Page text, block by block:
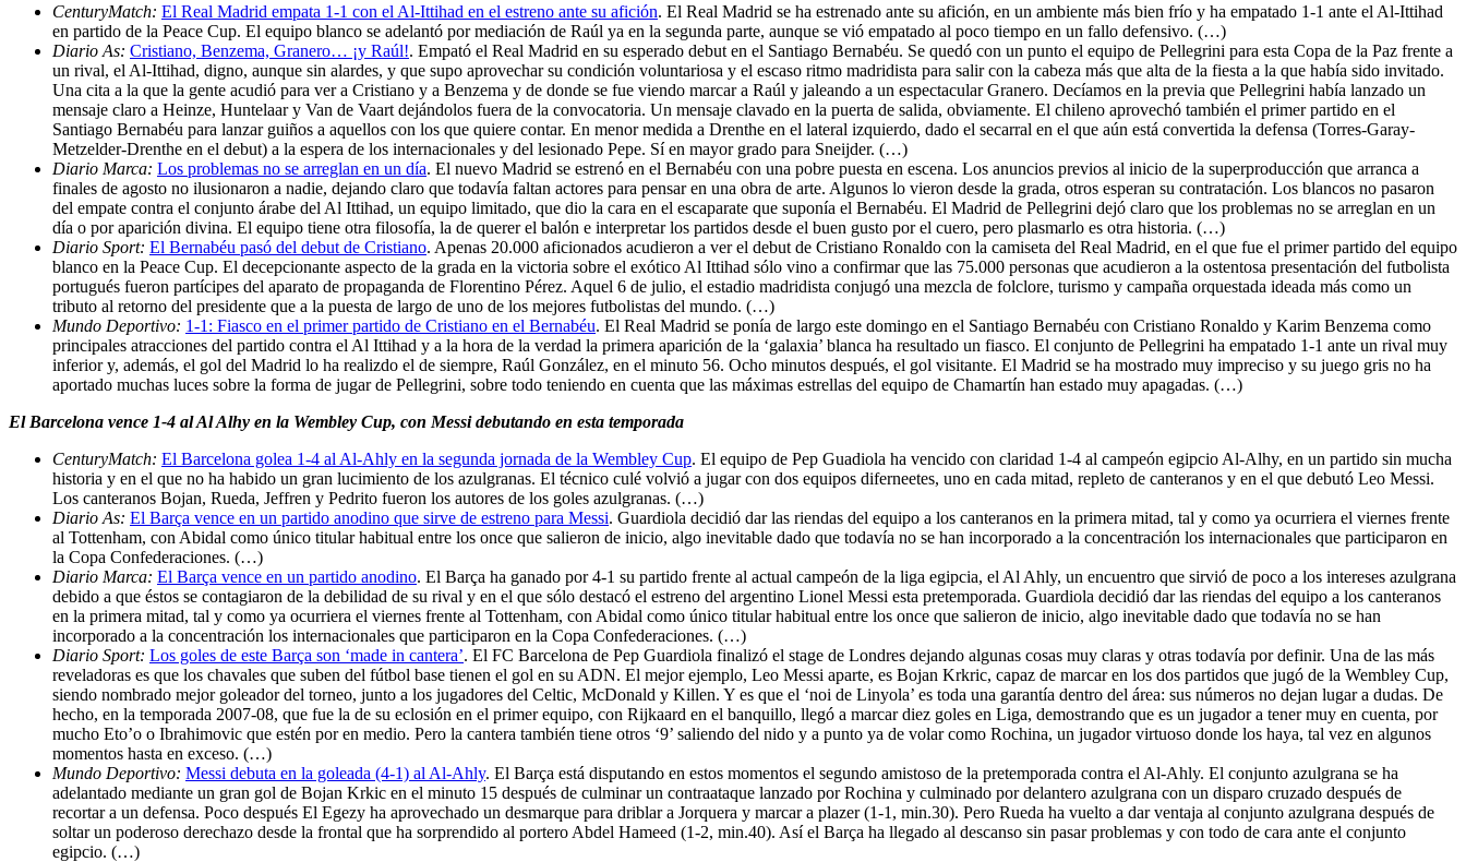
CenturyMatch: El Real Madrid empata 1-1 con el Al-Ittihad en el estreno ante su afición. El Real Madrid se ha estrenado ante su afición, en un ambiente más bien frío y ha empatado 1-1 ante el Al-Ittihad
en partido de la Peace Cup. El equipo blanco se adelantó por mediación de Raúl ya en la segunda parte, aunque se vió empatado al poco tiempo en un fallo defensivo. (…)
Diario As: Cristiano, Benzema, Granero… ¡y Raúl!. Empató el Real Madrid en su esperado debut en el Santiago Bernabéu. Se quedó con un punto el equipo de Pellegrini para esta Copa de la Paz frente a
un rival, el Al-Ittihad, digno, aunque sin alardes, y que supo aprovechar su condición voluntariosa y el escaso ritmo madridista para salir con la cabeza más que alta de la fiesta a la que había sido invitado.
Una cita a la que la gente acudió para ver a Cristiano y a Benzema y de donde se fue viendo marcar a Raúl y jaleando a un espectacular Granero. Decíamos en la previa que Pellegrini había lanzado un
mensaje claro a Heinze, Huntelaar y Van de Vaart dejándolos fuera de la convocatoria. Un mensaje clavado en la puerta de salida, obviamente. El chileno aprovechó también el primer partido en el
Santiago Bernabéu para lanzar guiños a aquellos con los que quiere contar. En menor medida a Drenthe en el lateral izquierdo, dado el secarral en el que aún está convertida la defensa (Torres-Garay-
Metzelder-Drenthe en el debut) a la espera de los internacionales y del lesionado Pepe. Sí en mayor grado para Sneijder. (…)
Diario Marca: Los problemas no se arreglan en un día. El nuevo Madrid se estrenó en el Bernabéu con una pobre puesta en escena. Los anuncios previos al inicio de la superproducción que arranca a
finales de agosto no ilusionaron a nadie, dejando claro que todavía faltan actores para pensar en una obra de arte. Algunos lo vieron desde la grada, otros esperan su contratación. Los blancos no pasaron
del empate contra el conjunto árabe del Al Ittihad, un equipo limitado, que dio la cara en el escaparate que suponía el Bernabéu. El Madrid de Pellegrini dejó claro que los problemas no se arreglan en un
día o por aparición divina. El equipo tiene otra filosofía, la de querer el balón e interpretar los partidos desde el buen gusto por el cuero, pero plasmarlo es otra historia. (…)
Diario Sport: El Bernabéu pasó del debut de Cristiano. Apenas 20.000 aficionados acudieron a ver el debut de Cristiano Ronaldo con la camiseta del Real Madrid, en el que fue el primer partido del equipo
blanco en la Peace Cup. El decepcionante aspecto de la grada en la victoria sobre el exótico Al Ittihad sólo vino a confirmar que las 75.000 personas que acudieron a la ostentosa presentación del futbolista
portugués fueron partícipes del aparato de propaganda de Florentino Pérez. Aquel 6 de julio, el estadio madridista conjugó una mezcla de folclore, turismo y campaña orquestada ideada más como un
tributo al retorno del presidente que a la puesta de largo de uno de los mejores futbolistas del mundo. (…)
Mundo Deportivo: 1-1: Fiasco en el primer partido de Cristiano en el Bernabéu. El Real Madrid se ponía de largo este domingo en el Santiago Bernabéu con Cristiano Ronaldo y Karim Benzema como
principales atracciones del partido contra el Al Ittihad y a la hora de la verdad la primera aparición de la ‘galaxia’ blanca ha resultado un fiasco. El conjunto de Pellegrini ha empatado 1-1 ante un rival muy
inferior y, además, el gol del Madrid lo ha realizdo el de siempre, Raúl González, en el minuto 56. Ocho minutos después, el gol visitante. El Madrid se ha mostrado muy impreciso y su juego gris no ha
aportado muchas luces sobre la forma de jugar de Pellegrini, sobre todo teniendo en cuenta que las máximas estrellas del equipo de Chamartín han estado muy apagadas. (…)
El Barcelona vence 1-4 al Al Alhy en la Wembley Cup, con Messi debutando en esta temporada
CenturyMatch: El Barcelona golea 1-4 al Al-Ahly en la segunda jornada de la Wembley Cup. El equipo de Pep Guadiola ha vencido con claridad 1-4 al campeón egipcio Al-Alhy, en un partido sin mucha
historia y en el que no ha habido un gran lucimiento de los azulgranas. El técnico culé volvió a jugar con dos equipos diferneetes, uno en cada mitad, repleto de canteranos y en el que debutó Leo Messi.
Los canteranos Bojan, Rueda, Jeffren y Pedrito fueron los autores de los goles azulgranas. (…)
Diario As: El Barça vence en un partido anodino que sirve de estreno para Messi. Guardiola decidió dar las riendas del equipo a los canteranos en la primera mitad, tal y como ya ocurriera el viernes frente
al Tottenham, con Abidal como único titular habitual entre los once que salieron de inicio, algo inevitable dado que todavía no se han incorporado a la concentración los internacionales que participaron en
la Copa Confederaciones. (…)
Diario Marca: El Barça vence en un partido anodino. El Barça ha ganado por 4-1 su partido frente al actual campeón de la liga egipcia, el Al Ahly, un encuentro que sirvió de poco a los intereses azulgrana
debido a que éstos se contagiaron de la debilidad de su rival y en el que sólo destacó el estreno del argentino Lionel Messi esta pretemporada. Guardiola decidió dar las riendas del equipo a los canteranos
en la primera mitad, tal y como ya ocurriera el viernes frente al Tottenham, con Abidal como único titular habitual entre los once que salieron de inicio, algo inevitable dado que todavía no se han
incorporado a la concentración los internacionales que participaron en la Copa Confederaciones. (…)
Diario Sport: Los goles de este Barça son ‘made in cantera’. El FC Barcelona de Pep Guardiola finalizó el stage de Londres dejando algunas cosas muy claras y otras todavía por definir. Una de las más
reveladoras es que los chavales que suben del fútbol base tienen el gol en su ADN. El mejor ejemplo, Leo Messi aparte, es Bojan Krkric, capaz de marcar en los dos partidos que jugó de la Wembley Cup,
siendo nombrado mejor goleador del torneo, junto a los jugadores del Celtic, McDonald y Killen. Y es que el ‘noi de Linyola’ es toda una garantía dentro del área: sus números no dejan lugar a dudas. De
hecho, en la temporada 2007-08, que fue la de su eclosión en el primer equipo, con Rijkaard en el banquillo, llegó a marcar diez goles en Liga, demostrando que es un jugador a tener muy en cuenta, por
mucho Eto’o o Ibrahimovic que estén por en medio. Pero la cantera también tiene otros ‘9’ saliendo del nido y a punto ya de volar como Rochina, un jugador virtuoso donde los haya, tal vez en algunos
momentos hasta en exceso. (…)
Mundo Deportivo: Messi debuta en la goleada (4-1) al Al-Ahly. El Barça está disputando en estos momentos el segundo amistoso de la pretemporada contra el Al-Ahly. El conjunto azulgrana se ha
adelantado mediante un gran gol de Bojan Krkic en el minuto 15 después de culminar un contraataque lanzado por Rochina y culminado por delantero azulgrana con un disparo cruzado después de
recortar a un defensa. Poco después El Egezy ha aprovechado un desmarque para driblar a Jorquera y marcar a plazer (1-1, min.30). Pero Rueda ha vuelto a dar ventaja al conjunto azulgrana después de
soltar un poderoso derechazo desde la frontal que ha sorprendido al portero Abdel Hameed (1-2, min.40). Así el Barça ha llegado al descanso sin pasar problemas y con todo de cara ante el conjunto
egipcio. (…)